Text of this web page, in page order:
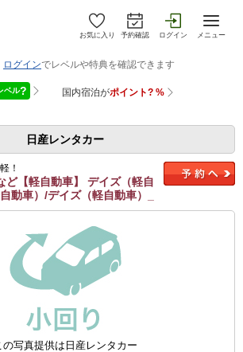
お気に入り 予約確認 ログイン メニュー
日産レンタカー
！
ど【軽自動車】 デイズ（軽自
動車）/デイズ（軽自動車）_
の写真提供は日産レンタカー